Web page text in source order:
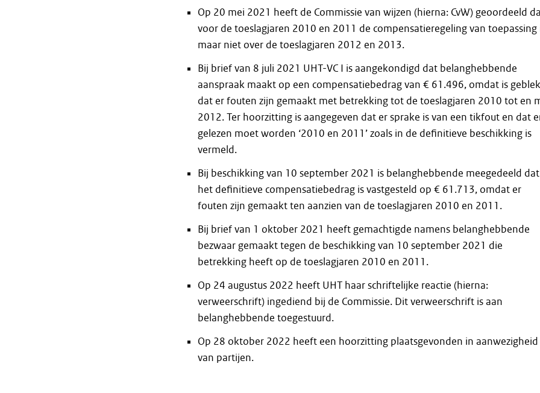
Op 20 mei 2021 heeft de Commissie van wijzen (hierna: CvW) geoordeeld
voor de toeslagjaren 2010 en 2011 de compensatieregeling van toepassing
maar niet over de toeslagjaren 2012 en 2013.
Bij brief van 8 juli 2021 UHT-VC I is aangekondigd dat belanghebbende
aanspraak maakt op een compensatiebedrag van € 61.496, omdat is
dat er fouten zijn gemaakt met betrekking tot de toeslagjaren 2010 tot en
2012. Ter hoorzitting is aangegeven dat er sprake is van een tikfout en dat
gelezen moet worden ‘2010 en 2011’ zoals in de definitieve beschikking is
vermeld.
Bij beschikking van 10 september 2021 is belanghebbende meegedeeld dat
het definitieve compensatiebedrag is vastgesteld op € 61.713, omdat er
fouten zijn gemaakt ten aanzien van de toeslagjaren 2010 en 2011.
Bij brief van 1 oktober 2021 heeft gemachtigde namens belanghebbende
bezwaar gemaakt tegen de beschikking van 10 september 2021 die
betrekking heeft op de toeslagjaren 2010 en 2011.
Op 24 augustus 2022 heeft UHT haar schriftelijke reactie (hierna:
verweerschrift) ingediend bij de Commissie. Dit verweerschrift is aan
belanghebbende toegestuurd.
Op 28 oktober 2022 heeft een hoorzitting plaatsgevonden in aanwezigheid
van partijen.